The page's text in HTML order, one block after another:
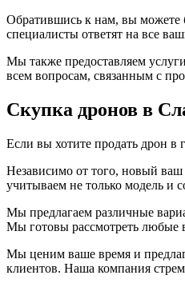
Обратившись к нам, вы можете
специалисты ответят на все
Мы также предоставляем
всем вопросам, связанным с
Скупка дронов в
Если вы хотите продать дрон в
Независимо от того, новый
учитываем не только модель и
Мы предлагаем различные
Мы готовы рассмотреть любые
Мы ценим ваше время и
клиентов. Наша компания